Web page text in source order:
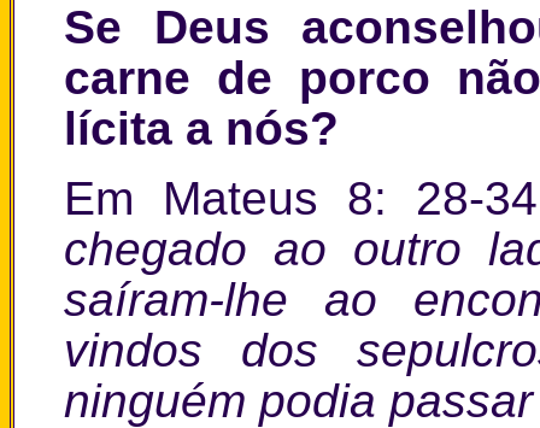
Se Deus
carne de porco
lícita a nós?
Em Mateus 8: 28-
chegado ao outro
saíram-lhe ao
vindos dos
ninguém podia